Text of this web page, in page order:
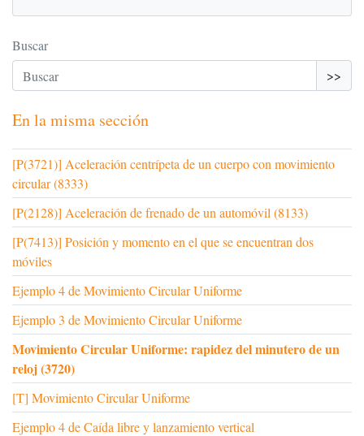
Buscar
>>
En la misma sección
[P(3721)] Aceleración centrípeta de un cuerpo con movimiento
circular (8333)
[P(2128)] Aceleración de frenado de un automóvil (8133)
[P(7413)] Posición y momento en el que se encuentran dos
móviles
Ejemplo 4 de Movimiento Circular Uniforme
Ejemplo 3 de Movimiento Circular Uniforme
Movimiento Circular Uniforme: rapidez del minutero de un
reloj (3720)
[T] Movimiento Circular Uniforme
Ejemplo 4 de Caída libre y lanzamiento vertical